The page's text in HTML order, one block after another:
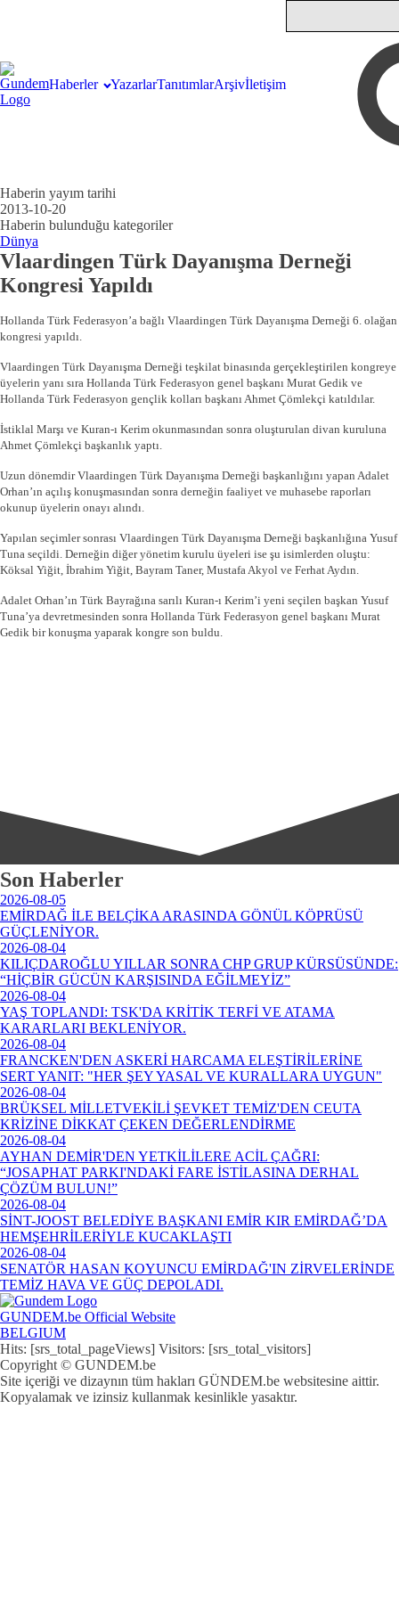
Haberler YazarlarTanıtımlarArşivİletişim
Haberin yayım tarihi
2013-10-20
Haberin bulunduğu kategoriler
Dünya
Vlaardingen Türk Dayanışma Derneği
Kongresi Yapıldı
Hollanda Türk Federasyon’a bağlı Vlaardingen Türk Dayanışma Derneği 6. olağan
kongresi yapıldı.
Vlaardingen Türk Dayanışma Derneği teşkilat binasında gerçekleştirilen kongreye
üyelerin yanı sıra Hollanda Türk Federasyon genel başkanı Murat Gedik ve
Hollanda Türk Federasyon gençlik kolları başkanı Ahmet Çömlekçi katıldılar.
İstiklal Marşı ve Kuran-ı Kerim okunmasından sonra oluşturulan divan kuruluna
Ahmet Çömlekçi başkanlık yaptı.
Uzun dönemdir Vlaardingen Türk Dayanışma Derneği başkanlığını yapan Adalet
Orhan’ın açılış konuşmasından sonra derneğin faaliyet ve muhasebe raporları
okunup üyelerin onayı alındı.
Yapılan seçimler sonrası Vlaardingen Türk Dayanışma Derneği başkanlığına Yusuf
Tuna seçildi. Derneğin diğer yönetim kurulu üyeleri ise şu isimlerden oluştu:
Köksal Yiğit, İbrahim Yiğit, Bayram Taner, Mustafa Akyol ve Ferhat Aydın.
Adalet Orhan’ın Türk Bayrağına sarılı Kuran-ı Kerim’i yeni seçilen başkan Yusuf
Tuna’ya devretmesinden sonra Hollanda Türk Federasyon genel başkanı Murat
Gedik bir konuşma yaparak kongre son buldu.
Son Haberler
2026-08-05
EMİRDAĞ İLE BELÇİKA ARASINDA GÖNÜL KÖPRÜSÜ
GÜÇLENİYOR.
2026-08-04
KILIÇDAROĞLU YILLAR SONRA CHP GRUP KÜRSÜSÜNDE:
“HİÇBİR GÜCÜN KARŞISINDA EĞİLMEYİZ”
2026-08-04
YAŞ TOPLANDI: TSK'DA KRİTİK TERFİ VE ATAMA
KARARLARI BEKLENİYOR.
2026-08-04
FRANCKEN'DEN ASKERİ HARCAMA ELEŞTİRİLERİNE
SERT YANIT: "HER ŞEY YASAL VE KURALLARA UYGUN"
2026-08-04
BRÜKSEL MİLLETVEKİLİ ŞEVKET TEMİZ'DEN CEUTA
KRİZİNE DİKKAT ÇEKEN DEĞERLENDİRME
2026-08-04
AYHAN DEMİR'DEN YETKİLİLERE ACİL ÇAĞRI:
“JOSAPHAT PARKI'NDAKİ FARE İSTİLASINA DERHAL
ÇÖZÜM BULUN!”
2026-08-04
SİNT-JOOST BELEDİYE BAŞKANI EMİR KIR EMİRDAĞ’DA
HEMŞEHRİLERİYLE KUCAKLAŞTI
2026-08-04
SENATÖR HASAN KOYUNCU EMİRDAĞ'IN ZİRVELERİNDE
TEMİZ HAVA VE GÜÇ DEPOLADI.
GUNDEM.be Official Website
BELGIUM
Hits: [srs_total_pageViews] Visitors: [srs_total_visitors]
Copyright © GUNDEM.be
Site içeriği ve dizaynın tüm hakları GÜNDEM.be websitesine aittir.
Kopyalamak ve izinsiz kullanmak kesinlikle yasaktır.